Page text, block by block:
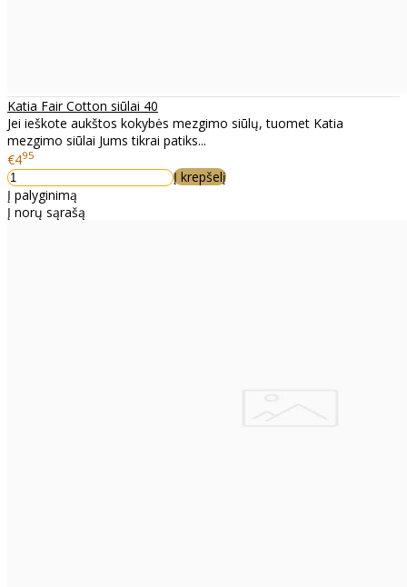
Katia Fair Cotton siūlai 40
Jei ieškote aukštos kokybės mezgimo siūlų, tuomet Katia
mezgimo siūlai Jums tikrai patiks...
€495
Į krepšelį
Į palyginimą
Į norų sąrašą